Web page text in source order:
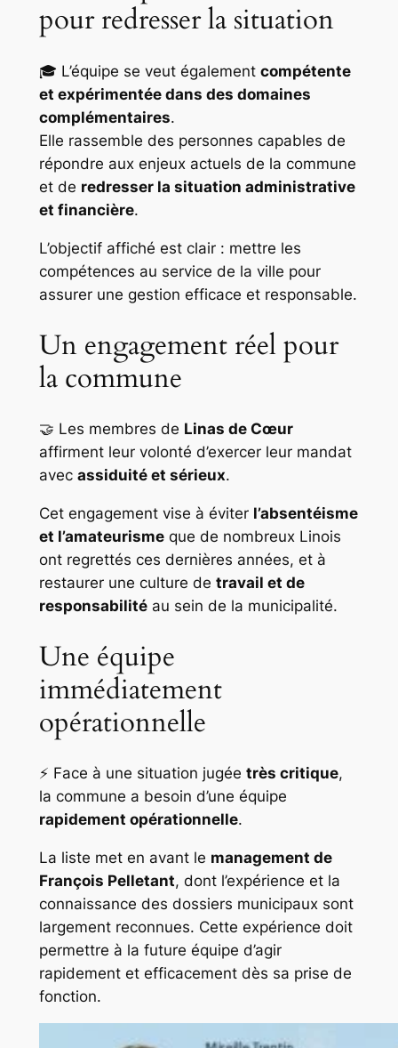
pour redresser la situation
🎓 L’équipe se veut également compétente
et expérimentée dans des domaines
complémentaires.
Elle rassemble des personnes capables de
répondre aux enjeux actuels de la commune
et de redresser la situation administrative
et financière.
L’objectif affiché est clair : mettre les
compétences au service de la ville pour
assurer une gestion efficace et responsable.
Un engagement réel pour
la commune
🤝 Les membres de Linas de Cœur
affirment leur volonté d’exercer leur mandat
avec assiduité et sérieux.
Cet engagement vise à éviter l’absentéisme
et l’amateurismeque de nombreux Linois
ont regrettés ces dernières années, et à
restaurer une culture de travail et de
responsabilitéau sein de la municipalité.
Une équipe
immédiatement
opérationnelle
⚡ Face à une situation jugée très critique,
la commune a besoin d’une équipe
rapidement opérationnelle.
La liste met en avant le management de
François Pelletant, dont l’expérience et la
connaissance des dossiers municipaux sont
largement reconnues. Cette expérience doit
permettre à la future équipe d’agir
rapidement et efficacement dès sa prise de
fonction.